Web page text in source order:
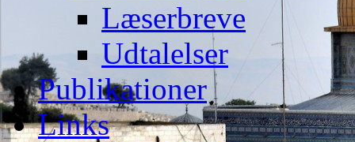
Læserbreve
Udtalelser
Publikationer
Links